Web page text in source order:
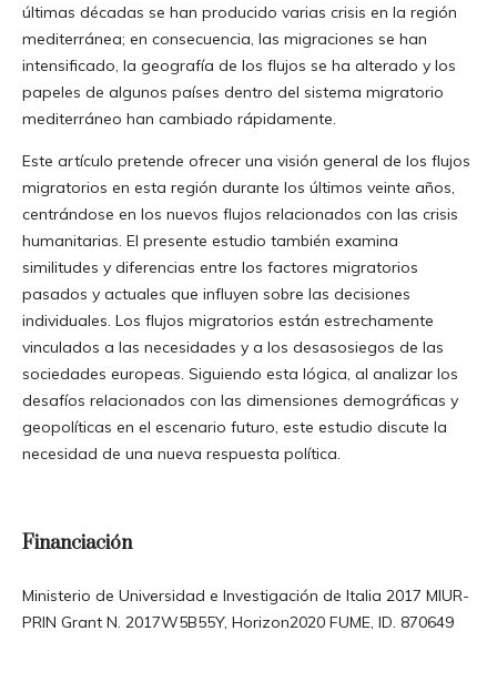
últimas décadas se han producido varias crisis en la región
mediterránea; en consecuencia, las migraciones se han
intensificado, la geografía de los flujos se ha alterado y los
papeles de algunos países dentro del sistema migratorio
mediterráneo han cambiado rápidamente.
Este artículo pretende ofrecer una visión general de los flujos
migratorios en esta región durante los últimos veinte años,
centrándose en los nuevos flujos relacionados con las crisis
humanitarias. El presente estudio también examina
similitudes y diferencias entre los factores migratorios
pasados y actuales que influyen sobre las decisiones
individuales. Los flujos migratorios están estrechamente
vinculados a las necesidades y a los desasosiegos de las
sociedades europeas. Siguiendo esta lógica, al analizar los
desafíos relacionados con las dimensiones demográficas y
geopolíticas en el escenario futuro, este estudio discute la
necesidad de una nueva respuesta política.
Financiación
Ministerio de Universidad e Investigación de Italia 2017 MIUR-
PRIN Grant N. 2017W5B55Y, Horizon2020 FUME, ID. 870649